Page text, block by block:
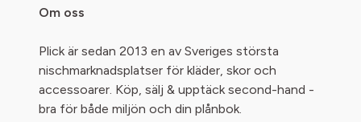
Om oss
Plick är sedan 2013 en av Sveriges största
nischmarknadsplatser för kläder, skor och
accessoarer. Köp, sälj & upptäck second-hand -
bra för både miljön och din plånbok.